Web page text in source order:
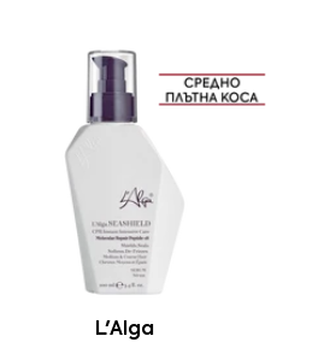
L'Alga